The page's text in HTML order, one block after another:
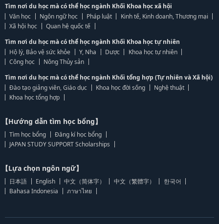
Tìm nơi du học mà có thể học ngành Khối Khoa học xã hội
Văn học
Ngôn ngữ học Pháp luật
Kinh tế, Kinh doanh, Thương mại
Xã hội học
Quan hệ quốc tế
Tìm nơi du học mà có thể học ngành Khối Khoa học tự nhiên
Hộ lý, Bảo vệ sức khỏe
Y, Nha Dược
Khoa học tự nhiên
Công học
Nông Thủy sản
Tìm nơi du học mà có thể học ngành Khối tổng hợp (Tự nhiên và Xã hội)
Đào tạo giảng viên, Giáo dục
Khoa học đời sống
Nghệ thuật
Khoa học tổng hợp
【Hướng dẫn tìm học bổng】
Tìm học bổng
Đăng kí học bổng
JAPAN STUDY SUPPORT Scholarships
【Lựa chọn ngôn ngữ】
日本語 English 中文（简体字） 中文（繁體字）
한국어
Bahasa Indonesia
ภาษาไทย